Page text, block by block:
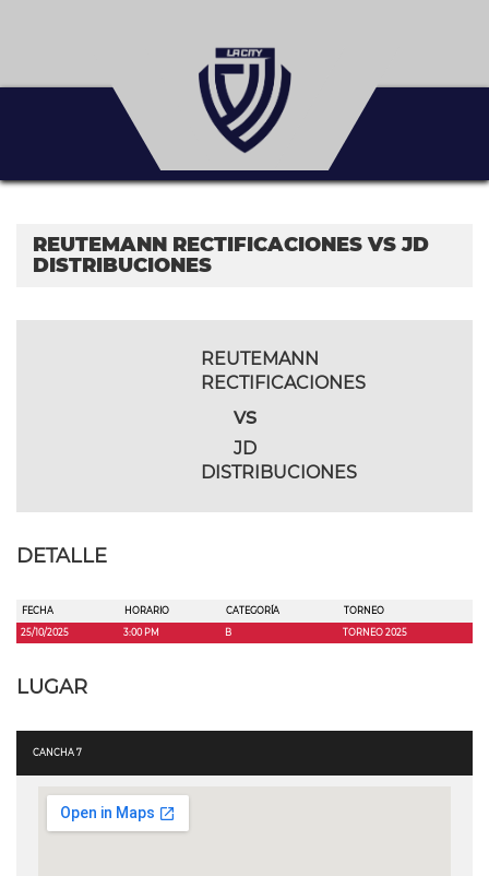
REUTEMANN RECTIFICACIONES VS JD
DISTRIBUCIONES
REUTEMANN
RECTIFICACIONES
vs
JD
DISTRIBUCIONES
DETALLE
FECHA HORARIO CATEGORÍA
TORNEO
25/10/2025
3:00 PM B TORNEO 2025
LUGAR
CANCHA 7